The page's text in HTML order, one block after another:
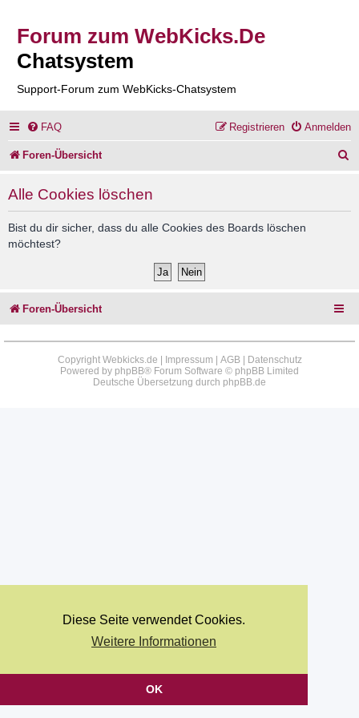
Diese Seite verwendet Cookies.
Weitere Informationen
OK
Forum zum WebKicks.De
Chatsystem
Support-Forum zum WebKicks-Chatsystem
FAQ Anmelden
Registrieren
Foren-Übersicht
Alle Cookies löschen
Bist du dir sicher, dass du alle Cookies des Boards löschen
möchtest?
Foren-Übersicht
Copyright Webkicks.de | Impressum AGB|
Datenschutz
Powered by phpBB® Forum Software © phpBB Limited
Deutsche Übersetzung durch phpBB.de